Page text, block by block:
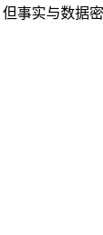
事实与数据